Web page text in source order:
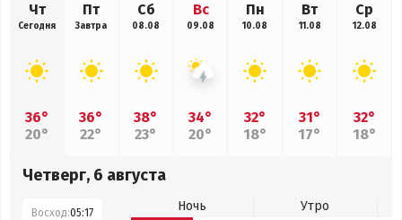
Чт
Сегодня
36°
20°
Пт
Завтра
36°
22°
Сб
08.08
38°
23°
Вс
09.08
34°
20°
Пн
10.08
32°
18°
Вт
11.08
31°
17°
Ср
12.08
32°
18°
Четверг, 6 августа
Восход:05:17 Ночь
Утро